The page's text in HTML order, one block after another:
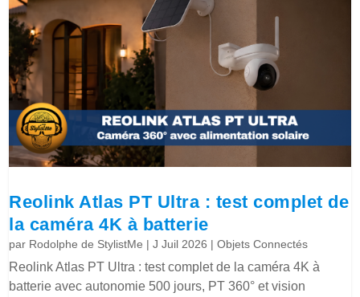
Reolink Atlas PT Ultra : test complet de
la caméra 4K à batterie
par Rodolphe de StylistMe |J Juil 2026 |Objets Connectés
Reolink Atlas PT Ultra : test complet de la caméra 4K à
batterie avec autonomie 500 jours, PT 360° et vision